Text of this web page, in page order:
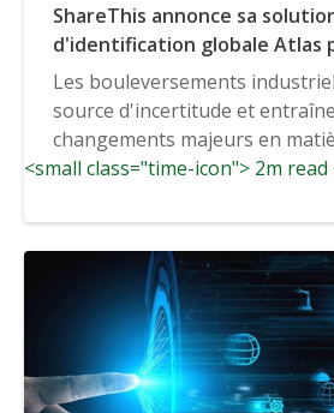
ShareThis annonce sa
d'identification globale Atlas
ouvert
Les bouleversements
source d'incertitude et
changements majeurs en
et d'innovation, mais les
<small class="time-icon"> 2m